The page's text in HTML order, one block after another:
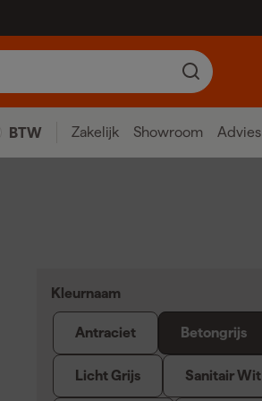
BTW Zakelijk Showroom Advies
Kleurnaam
Antraciet Betongrijs
Licht Grijs Sanitair Wit